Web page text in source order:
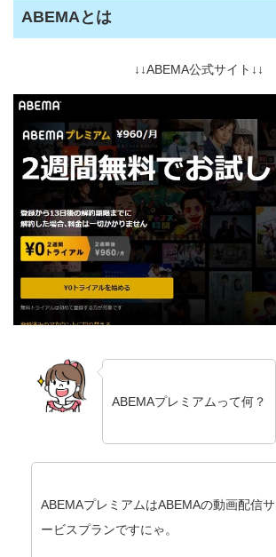
ABEMAとは
↓↓ABEMA公式サイト↓↓
ABEMAプレミアムって何？
ABEMAプレミアムはABEMAの動画配信サ
ービスプランですにゃ。